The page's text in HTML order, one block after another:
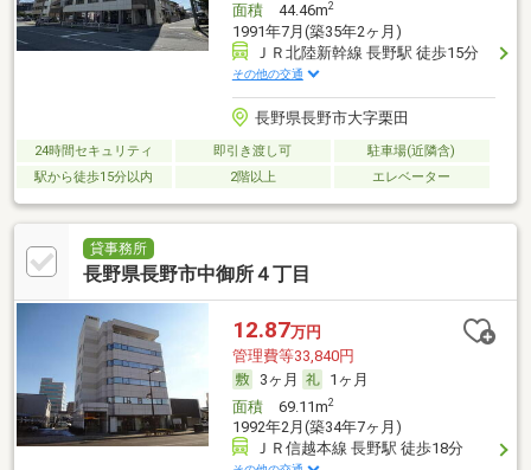
面積44.46m2
1991年7月(築35年2ヶ月)
ＪＲ北陸新幹線 長野駅 徒歩15分
その他の交通
長野県長野市大字栗田
24時間セキュリティ 即引き渡し可
駐車場(近隣含)
駅から徒歩15分以内
2階以上 エレベーター
貸事務所
長野県長野市中御所４丁目
12.87万円
管理費等33,840円
3ヶ月
1ヶ月
面積69.11m2
1992年2月(築34年7ヶ月)
ＪＲ信越本線 長野駅 徒歩18分